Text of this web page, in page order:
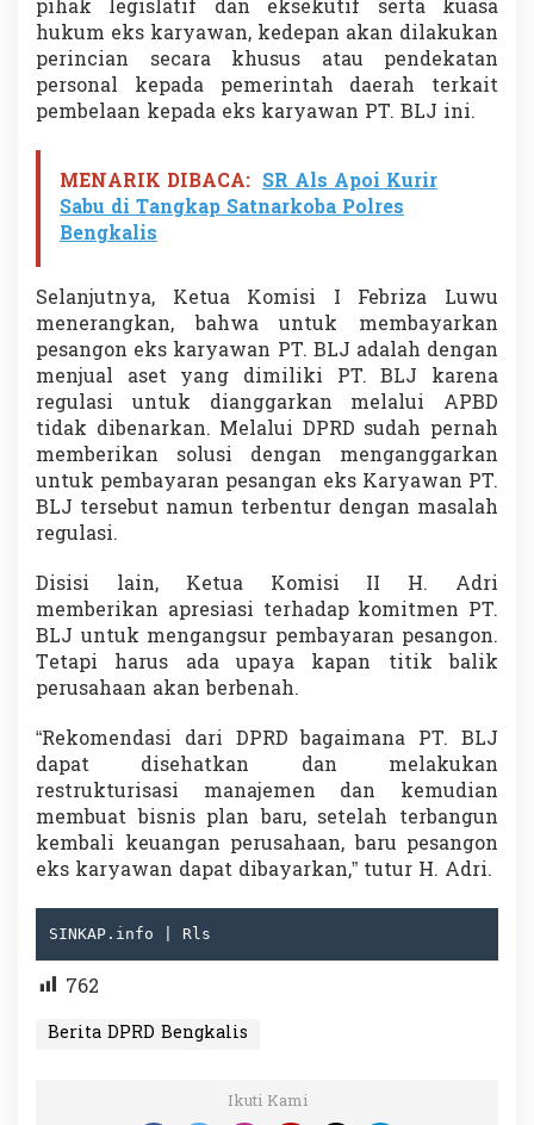
pihak legislatif dan eksekutif serta kuasa
hukum eks karyawan, kedepan akan dilakukan
perincian secara khusus atau pendekatan
personal kepada pemerintah daerah terkait
pembelaan kepada eks karyawan PT. BLJ ini.
MENARIK DIBACA: SR Als Apoi Kurir
Sabu di Tangkap Satnarkoba Polres
Bengkalis
Selanjutnya, Ketua Komisi I Febriza Luwu
menerangkan, bahwa untuk membayarkan
pesangon eks karyawan PT. BLJ adalah dengan
menjual aset yang dimiliki PT. BLJ karena
regulasi untuk dianggarkan melalui APBD
tidak dibenarkan. Melalui DPRD sudah pernah
memberikan solusi dengan menganggarkan
untuk pembayaran pesangan eks Karyawan PT.
BLJ tersebut namun terbentur dengan masalah
regulasi.
Disisi lain, Ketua Komisi II H. Adri
memberikan apresiasi terhadap komitmen PT.
BLJ untuk mengangsur pembayaran pesangon.
Tetapi harus ada upaya kapan titik balik
perusahaan akan berbenah.
“Rekomendasi dari DPRD bagaimana PT. BLJ
dapat disehatkan dan melakukan
restrukturisasi manajemen dan kemudian
membuat bisnis plan baru, setelah terbangun
kembali keuangan perusahaan, baru pesangon
eks karyawan dapat dibayarkan,” tutur H. Adri.
SINKAP.info | Rls
762
Berita DPRD Bengkalis
Ikuti Kami